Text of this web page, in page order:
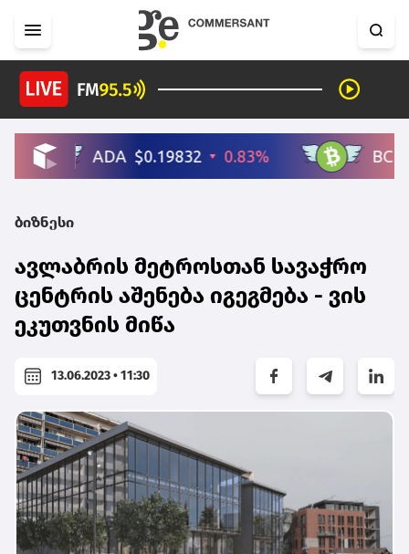
ბიზნესი
ავლაბრის მეტროსთან სავაჭრო
ცენტრის აშენება იგეგმება - ვის
ეკუთვნის მიწა
13.06.2023 • 11:30